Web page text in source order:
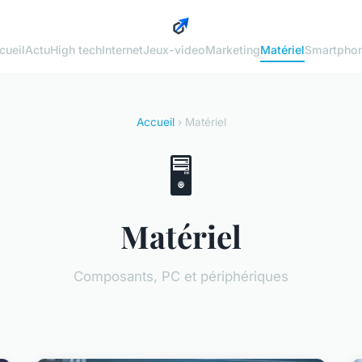
ActuHigh techInternetJeux-videoMarketingMatériel
Accueil› Matériel
🖥️
Matériel
Composants, PC et périphériques